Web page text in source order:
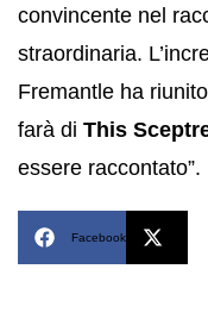
convincente nel
straordinaria.
Fremantle ha
farà di This
essere raccontato”.
Facebook